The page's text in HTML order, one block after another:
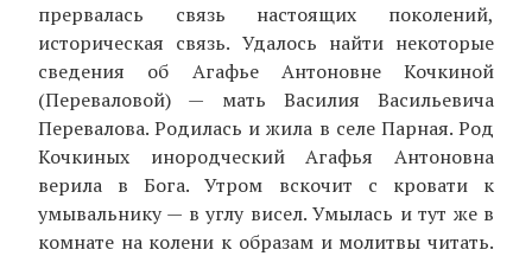
прервалась связь настоящих поколений,
историческая связь. Удалось найти некоторые
сведения об Агафье Антоновне Кочкиной
(Переваловой) — мать Василия Васильевича
Перевалова. Родилась и жила в селе Парная. Род
Кочкиных инородческий Агафья Антоновна
верила в Бога. Утром вскочит с кровати к
умывальнику — в углу висел. Умылась и тут же в
комнате на колени к образам и молитвы читать.